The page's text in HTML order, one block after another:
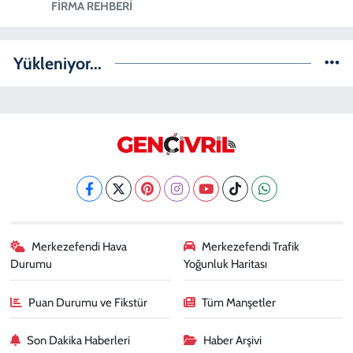
FIRMA REHBERI
Yükleniyor...
Merkezefendi Hava
Durumu
Merkezefendi Trafik
Yoğunluk Haritası
Puan Durumu ve Fikstür Tüm Manşetler
Son Dakika Haberleri Haber Arşivi